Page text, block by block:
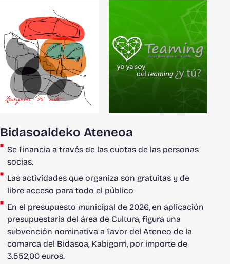
Bidasoaldeko Ateneoa
Se financia a través de las cuotas de las personas
socias.
Las actividades que organiza son gratuitas y de
libre acceso para todo el público
En el presupuesto municipal de 2026, en aplicación
presupuestaria del área de Cultura, figura una
subvención nominativa a favor del Ateneo de la
comarca del Bidasoa, Kabigorri, por importe de
3.552,00 euros.